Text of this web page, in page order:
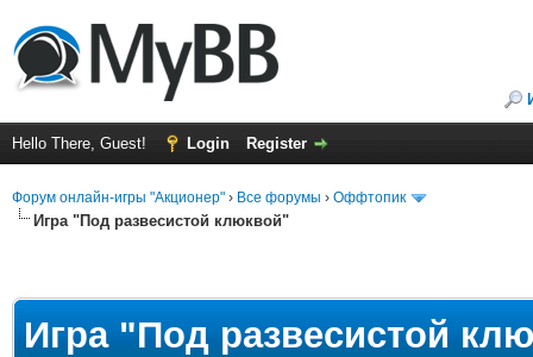
Hello There, Guest! Login Register
Форум онлайн-игры "Акционер" › Все форумы › Оффтопик
Игра "Под развесистой клюквой"
Игра "Под развесистой